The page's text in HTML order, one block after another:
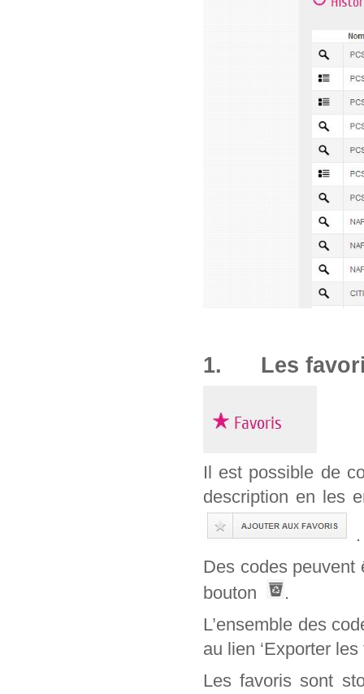
1. Les
Il est possible de
description en les
.
Des codes peuvent
bouton
.
L’ensemble des
au lien ‘Exporter les
Les favoris sont